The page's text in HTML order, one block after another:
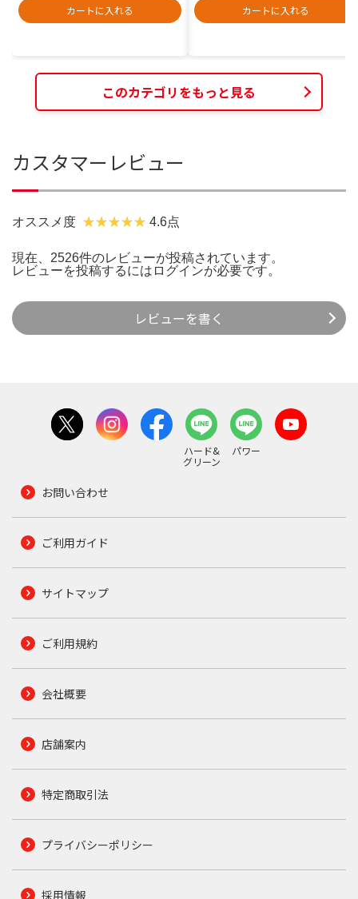
カートに入れる
カートに入れる
このカテゴリをもっと見る
カスタマーレビュー
オススメ度 4.6点
現在、2526件のレビューが投稿されています。
レビューを投稿するには ログインが必要です。
レビューを書く
ハード&
グリーン
パワー
お問い合わせ
ご利用ガイド
サイトマップ
ご利用規約
会社概要
店舗案内
特定商取引法
プライバシーポリシー
採用情報